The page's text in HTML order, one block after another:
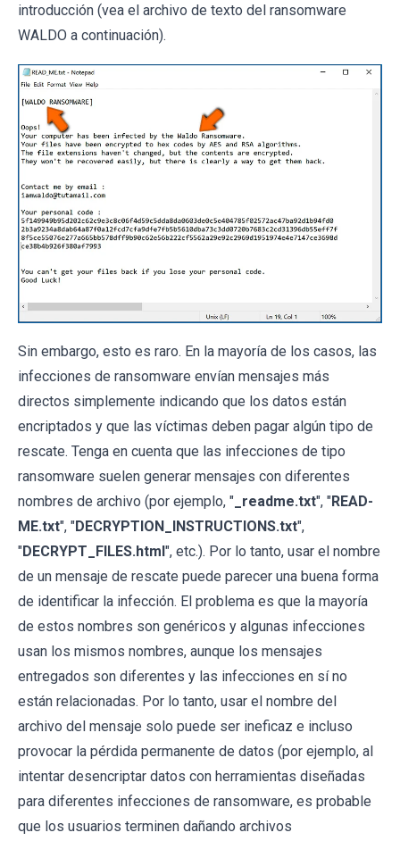
introducción (vea el archivo de texto del ransomware
WALDO a continuación).
Sin embargo, esto es raro. En la mayoría de los casos, las
infecciones de ransomware envían mensajes más
directos simplemente indicando que los datos están
encriptados y que las víctimas deben pagar algún tipo de
rescate. Tenga en cuenta que las infecciones de tipo
ransomware suelen generar mensajes con diferentes
nombres de archivo (por ejemplo, " _readme.txt", "READ-
ME.txt", "DECRYPTION_INSTRUCTIONS.txt",
"DECRYPT_FILES.html ", etc.). Por lo tanto, usar el nombre
de un mensaje de rescate puede parecer una buena forma
de identificar la infección. El problema es que la mayoría
de estos nombres son genéricos y algunas infecciones
usan los mismos nombres, aunque los mensajes
entregados son diferentes y las infecciones en sí no
están relacionadas. Por lo tanto, usar el nombre del
archivo del mensaje solo puede ser ineficaz e incluso
provocar la pérdida permanente de datos (por ejemplo, al
intentar desencriptar datos con herramientas diseñadas
para diferentes infecciones de ransomware, es probable
que los usuarios terminen dañando archivos